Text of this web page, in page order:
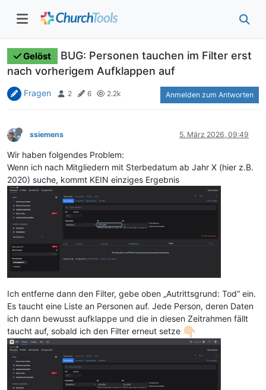
Gelöst
BUG: Personen tauchen im Filter erst
nach vorherigem Aufklappen auf
Fragen 2 6 2.2k Anmelden zum Antworten
ssiemens 5. März 2026, 09:49
Wir haben folgendes Problem:
Wenn ich nach Mitgliedern mit Sterbedatum ab Jahr X (hier z.B.
2020) suche, kommt KEIN einziges Ergebnis
Ich entferne dann den Filter, gebe oben „Autrittsgrund: Tod“ ein.
Es taucht eine Liste an Personen auf. Jede Person, deren Daten
ich dann bewusst aufklappe und die in diesen Zeitrahmen fällt
taucht auf, sobald ich den Filter erneut setze